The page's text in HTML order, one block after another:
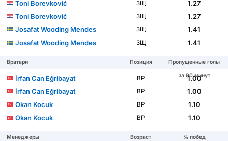
Toni Borevković
ЗЩ
1.27
Toni Borevković
ЗЩ
1.27
Josafat Wooding Mendes
ЗЩ
1.41
Josafat Wooding Mendes
ЗЩ 1.41
Вратари Позиция
Пропущенные голы
за 90 минут
İrfan Can Eğribayat ВР
1.00
İrfan Can Eğribayat
ВР
1.00
Okan Kocuk
ВР
1.10
Okan Kocuk
ВР 1.10
Менеджеры Возраст % побед